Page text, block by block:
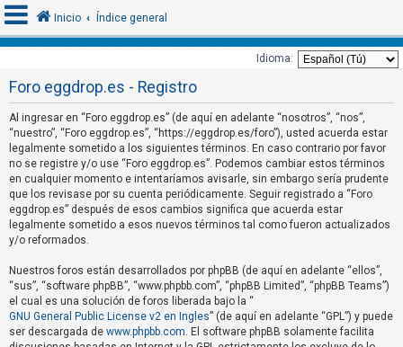
I
d
e
n
t
i
f
i
c
a
r
s
Inicio Índice general
Idioma:
Foro eggdrop.es - Registro
Al ingresar en “Foro eggdrop.es” (de aquí en adelante “nosotros”, “nos”,
“nuestro”, “Foro eggdrop.es”, “https://eggdrop.es/foro”), usted acuerda estar
legalmente sometido a los siguientes términos. En caso contrario por favor
no se registre y/o use “Foro eggdrop.es”. Podemos cambiar estos términos
en cualquier momento e intentaríamos avisarle, sin embargo sería prudente
que los revisase por su cuenta periódicamente. Seguir registrado a “Foro
eggdrop.es” después de esos cambios significa que acuerda estar
legalmente sometido a esos nuevos términos tal como fueron actualizados
y/o reformados.
Nuestros foros están desarrollados por phpBB (de aquí en adelante “ellos”,
“sus”, “software phpBB”, “www.phpbb.com”, “phpBB Limited”, “phpBB Teams”)
el cual es una solución de foros liberada bajo la “
GNU General Public License v2 en Ingles” (de aquí en adelante “GPL”) y puede
ser descargada de www.phpbb.com. El software phpBB solamente facilita